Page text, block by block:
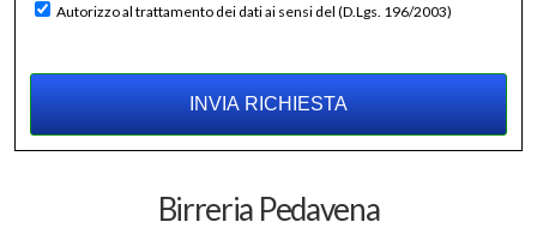
Autorizzo al trattamento dei dati ai sensi del (D.Lgs. 196/2003)
Birreria Pedavena